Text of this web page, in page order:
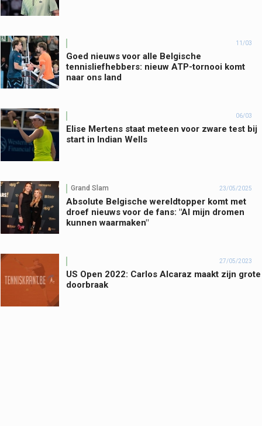
11/03
Goed nieuws voor alle Belgische
tennisliefhebbers: nieuw ATP-tornooi komt
naar ons land
06/03
Elise Mertens staat meteen voor zware test bij
start in Indian Wells
Grand Slam 23/05/2025
Absolute Belgische wereldtopper komt met
droef nieuws voor de fans: "Al mijn dromen
kunnen waarmaken"
27/05/2023
US Open 2022: Carlos Alcaraz maakt zijn grote
doorbraak